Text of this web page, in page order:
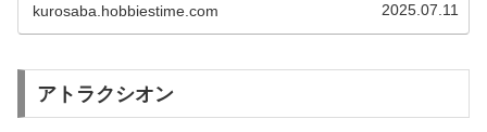
kurosaba.hobbiestime.com 2025.07.11
アトラクシオン